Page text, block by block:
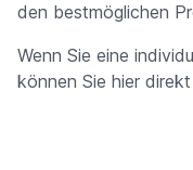
den bestmöglichen
Wenn Sie eine
können Sie hier direkt